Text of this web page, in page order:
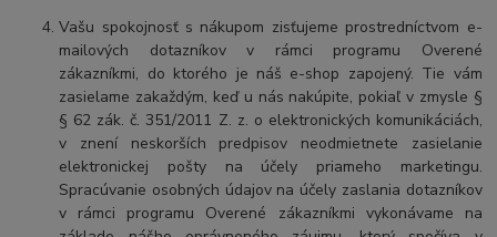
Vašu spokojnosť s nákupom zisťujeme prostredníctvom e-
mailových dotazníkov v rámci programu Overené
zákazníkmi, do ktorého je náš e-shop zapojený. Tie vám
zasielame zakaždým, keď u nás nakúpite, pokiaľ v zmysle §
§ 62 zák. č. 351/2011 Z. z. o elektronických komunikáciách,
v znení neskorších predpisov neodmietnete zasielanie
elektronickej pošty na účely priameho marketingu.
Spracúvanie osobných údajov na účely zaslania dotazníkov
v rámci programu Overené zákazníkmi vykonávame na